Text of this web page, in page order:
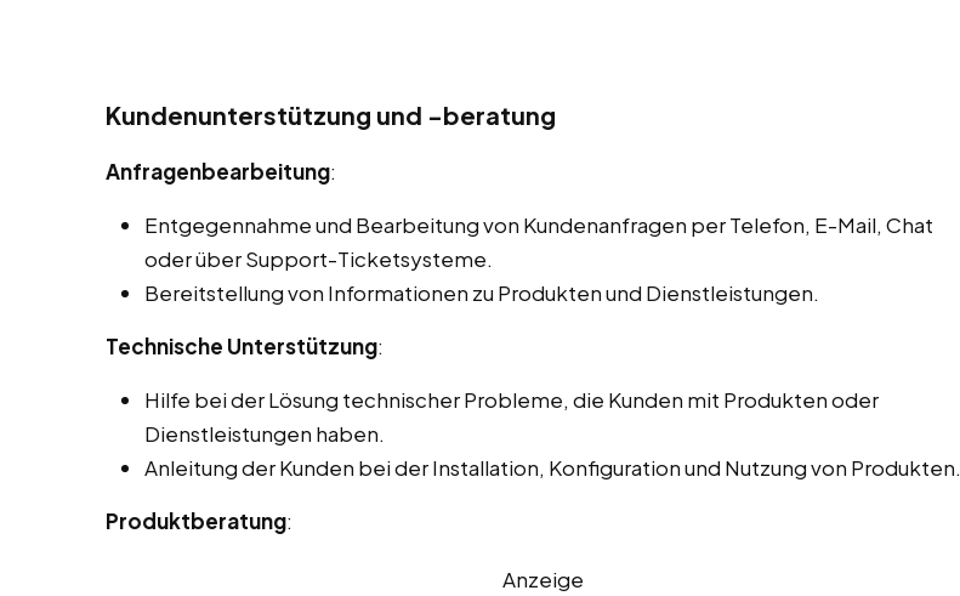
Kundenunterstützung und -beratung
Anfragenbearbeitung:
Entgegennahme und Bearbeitung von Kundenanfragen per Telefon, E-Mail, Chat
oder über Support-Ticketsysteme.
Bereitstellung von Informationen zu Produkten und Dienstleistungen.
Technische Unterstützung:
Hilfe bei der Lösung technischer Probleme, die Kunden mit Produkten oder
Dienstleistungen haben.
Anleitung der Kunden bei der Installation, Konfiguration und Nutzung von Produkten.
Produktberatung:
Anzeige